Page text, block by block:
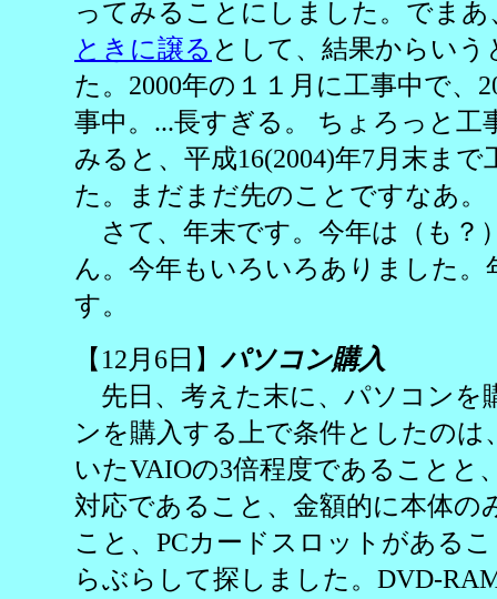
ってみることにしました。でまあ
ときに譲る として、結果からい
た。2000年の１１月に工事中で、
事中。...長すぎる。 ちょろっと工
みると、平成16(2004)年7月末ま
た。まだまだ先のことですなあ。
さて、年末です。今年は（も？
ん。今年もいろいろありました
す。
【12月6日】 パソコン購入
先日、考えた末に、パソコンを
ンを購入する上で条件としたの
いたVAIOの3倍程度であることと
対応であること、金額的に本体の
こと、PCカードスロットがある
らぶらして探しました。DVD-